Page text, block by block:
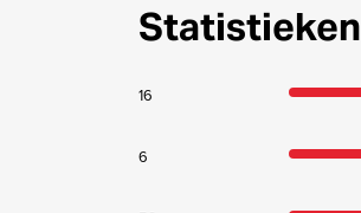
Statistieken
16
6